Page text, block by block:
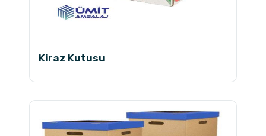
Kiraz Kutusu